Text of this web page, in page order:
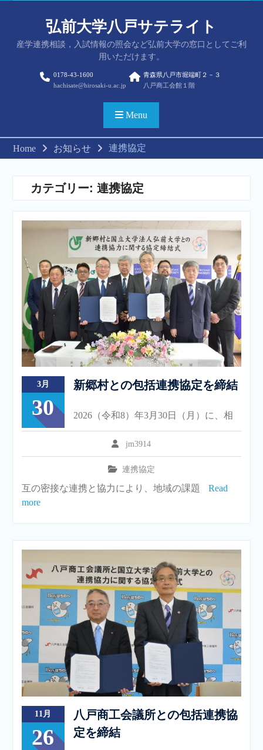
弘前大学八戸サテライト
産学連携相談，入試情報の照会など弘前大学の窓口としてご利
用いただけます。
0178-43-1600
hachisate@hirosaki-u.ac.jp
青森県八戸市堀端町２－３
八戸商工会館１階
Menu
Home お知らせ 連携協定
カテゴリー: 連携協定
3月
30
新郷村との包括連携協定を締結
jm3914
連携協定
2026（令和8）年3月30日（月）に、相
互の密接な連携と協力により、地域の課題
Read
more
11月
26
八戸商工会議所との包括連携協
定を締結